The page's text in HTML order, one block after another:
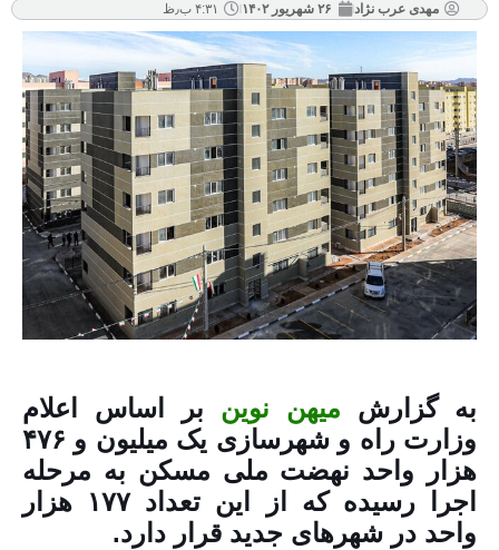
مهدی عرب نژاد ۲۶ شهریور ۱۴۰۲ ۴:۳۱ ب٫ظ
به گزارش میهن نوین بر اساس اعلام
وزارت راه و شهرسازی یک میلیون و ۴۷۶
هزار واحد نهضت ملی مسکن به مرحله
اجرا رسیده که از این تعداد ۱۷۷ هزار
واحد در شهرهای جدید قرار دارد.